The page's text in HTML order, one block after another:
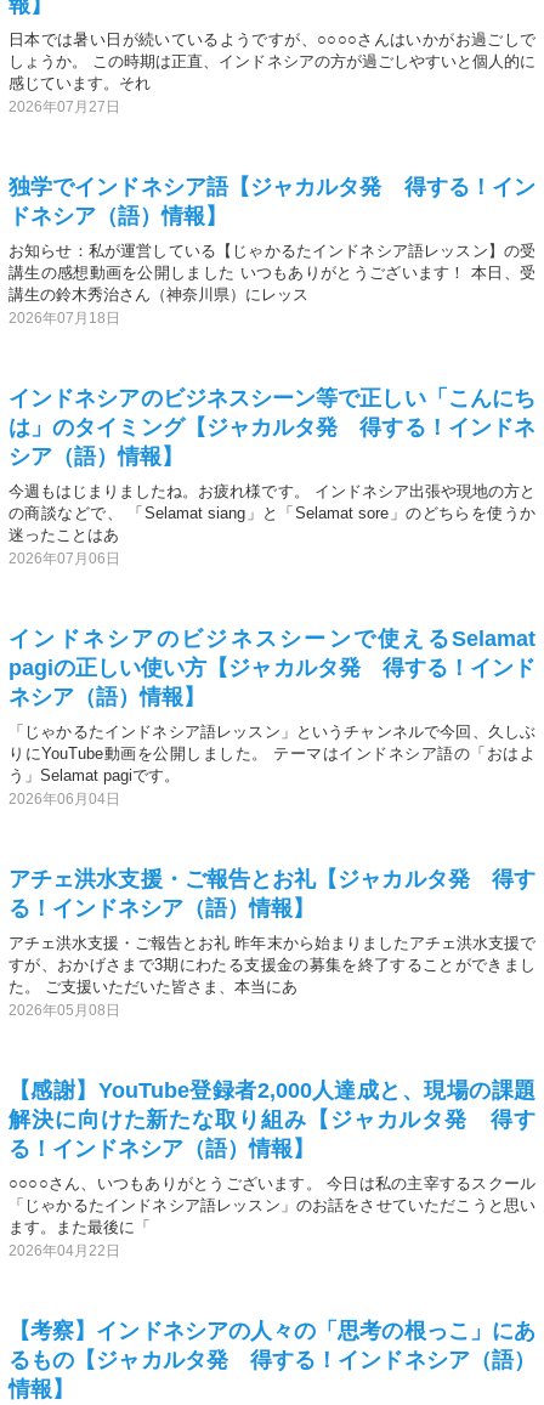
日本では暑い日が続いているようですが、○○○○さんはいかがお過ごしで
しょうか。 この時期は正直、インドネシアの方が過ごしやすいと個人的に
感じています。それ
2026年07月27日
独学でインドネシア語【ジャカルタ発 得する！イン
ドネシア（語）情報】
お知らせ：私が運営している【じゃかるたインドネシア語レッスン】の受
講生の感想動画を公開しました いつもありがとうございます！ 本日、受
講生の鈴木秀治さん（神奈川県）にレッス
2026年07月18日
インドネシアのビジネスシーン等で正しい「こんにち
は」のタイミング【ジャカルタ発 得する！インドネ
シア（語）情報】
今週もはじまりましたね。お疲れ様です。 インドネシア出張や現地の方と
の商談などで、 「Selamat siang」と「Selamat sore」のどちらを使うか
迷ったことはあ
2026年07月06日
インドネシアのビジネスシーンで使えるSelamat
pagiの正しい使い方【ジャカルタ発 得する！インド
ネシア（語）情報】
「じゃかるたインドネシア語レッスン」というチャンネルで今回、久しぶ
りにYouTube動画を公開しました。 テーマはインドネシア語の「おはよ
う」Selamat pagiです。
2026年06月04日
アチェ洪水支援・ご報告とお礼【ジャカルタ発 得す
る！インドネシア（語）情報】
アチェ洪水支援・ご報告とお礼 昨年末から始まりましたアチェ洪水支援で
すが、おかげさまで3期にわたる支援金の募集を終了することができまし
た。 ご支援いただいた皆さま、本当にあ
2026年05月08日
【感謝】YouTube登録者2,000人達成と、現場の課題
解決に向けた新たな取り組み【ジャカルタ発 得す
る！インドネシア（語）情報】
○○○○さん、いつもありがとうございます。 今日は私の主宰するスクール
「じゃかるたインドネシア語レッスン」のお話をさせていただこうと思い
ます。また最後に「
2026年04月22日
【考察】インドネシアの人々の「思考の根っこ」にあ
るもの【ジャカルタ発 得する！インドネシア（語）
情報】